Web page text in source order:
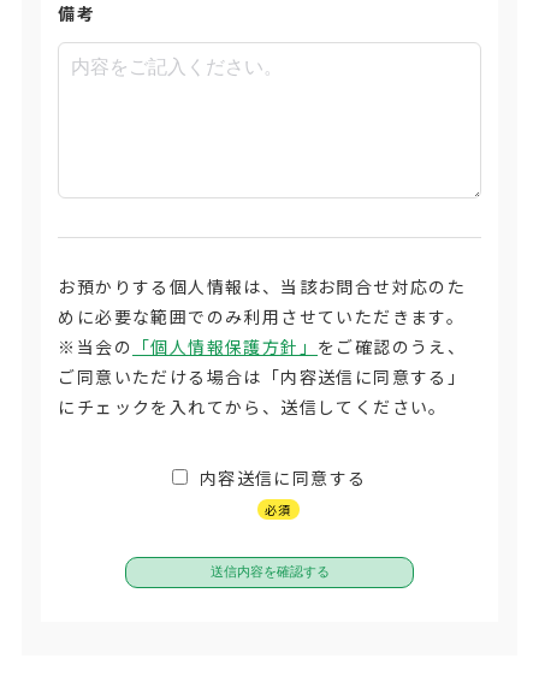
備考
お預かりする個人情報は、当該お問合せ対応のた
めに必要な範囲でのみ利用させていただきます。
※当会の 「個人情報保護方針」 をご確認のうえ、
ご同意いただける場合は「内容送信に同意する」
にチェックを入れてから、送信してください。
内容送信に同意する
必須